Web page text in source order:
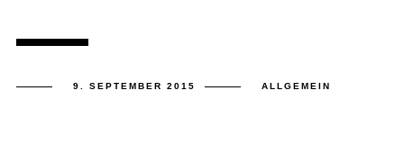
9. SEPTEMBER 2015 ALLGEMEIN